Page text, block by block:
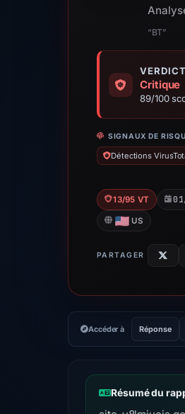
“BT”
Critique
89/100
SIGNAUX DE
Détections
13/95 VT
US
PARTAGER
Accéder à Réponse
Résumé du